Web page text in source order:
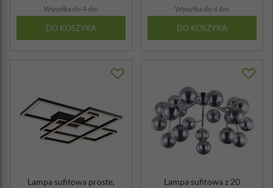
Wysyłka do 4 dni
DO KOSZYKA
Wysyłka do 4 dni
DO KOSZYKA
Lampa sufitowa proste,
Lampa sufitowa z 20